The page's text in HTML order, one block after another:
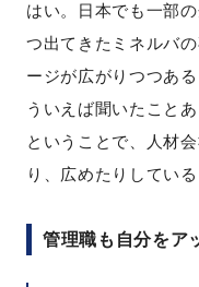
はい。日本でも一部
つ出てきたミネルバ
ージが広がりつつあ
ういえば聞いたこと
ということで、人材
り、広めたりしてい
管理職も自分をア